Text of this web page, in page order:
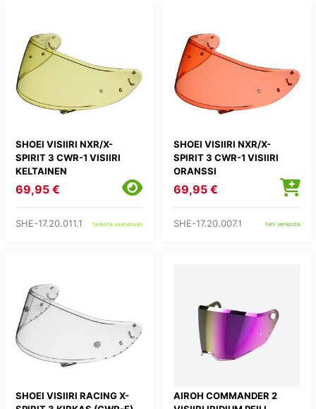
SHOEI VISIIRI NXR/X-
SPIRIT 3 CWR-1 VISIIRI
KELTAINEN
69,95 €
SHE-17.20.011.1 tarkista saatavuus
SHOEI VISIIRI NXR/X-
SPIRIT 3 CWR-1 VISIIRI
ORANSSI
69,95 €
SHE-17.20.007.1 heti verkosta
SHOEI VISIIRI RACING X-
AIROH COMMANDER 2